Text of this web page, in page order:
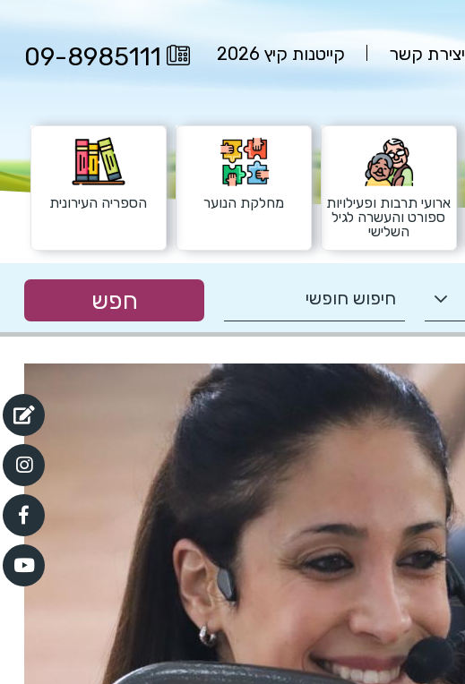
יצירת קשר קייטנות קיץ 2026 09-8985111
ארועי תרבות ופעילויות
ספורט והעשרה לגיל
השלישי
מחלקת הנוער הספריה העירונית